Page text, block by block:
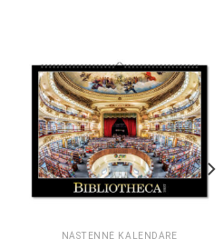
NÁSTENNÉ KALENDÁRE